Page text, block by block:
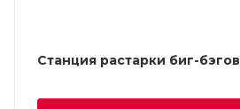
Станция растарки биг-бэгов